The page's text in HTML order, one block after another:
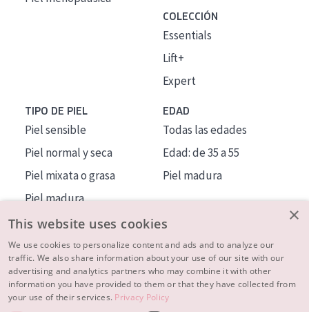
COLECCIÓN
Essentials
Lift+
Expert
TIPO DE PIEL
Piel sensible
Piel normal y seca
Piel mixata o grasa
Piel madura
Piel expuesta al sol
Piel menopáusica
EDAD
Todas las edades
Edad: de 35 a 55
Piel madura
MÁS SOBRE NOSOTROS
INSPIRACIÓN
×
This website uses cookies
We use cookies to personalize content and ads and to analyze our
traffic. We also share information about your use of our site with our
advertising and analytics partners who may combine it with other
information you have provided to them or that they have collected from
your use of their services. Privacy Policy